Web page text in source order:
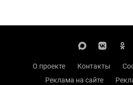
О проекте Контакты
Реклама на сайте